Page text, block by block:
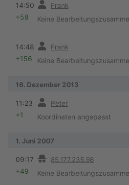
14:50 Frank
+58 Keine
14:48 Frank
+156 Keine
16. Dezember 2013
11:23 Peter
+1 Koordinaten angepasst
1. Juni 2007
09:17 85.177.235.98
+49 Keine